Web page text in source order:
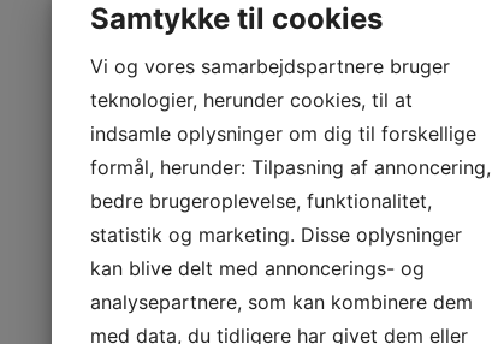
SLIBNING AF
NORDSJÆLLAND
Vores ekspertise begrænser
har nemlig kunder i hele
Skal vi stå for omhyggelig
været med til at skabe
Samtykke til cookies
Vi og vores samarbejdspartnere bruger
teknologier, herunder cookies, til at
indsamle oplysninger om dig til forskellige
formål, herunder: Tilpasning af annoncering,
bedre brugeroplevelse, funktionalitet,
statistik og marketing. Disse oplysninger
kan blive delt med annoncerings- og
analysepartnere, som kan kombinere dem
med data, du tidligere har givet dem eller